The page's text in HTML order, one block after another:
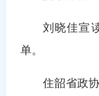
刘晓佳宣
单。
住韶省政